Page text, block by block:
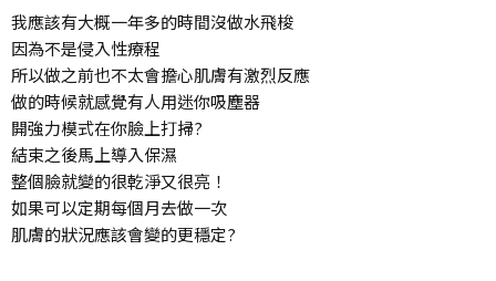
我應該有大概一年多的時間沒做水飛梭
因為不是侵入性療程
所以做之前也不太會擔心肌膚有激烈反應
做的時候就感覺有人用迷你吸塵器
開強力模式在你臉上打掃?
結束之後馬上導入保濕
整個臉就變的很乾淨又很亮！
如果可以定期每個月去做一次
肌膚的狀況應該會變的更穩定?